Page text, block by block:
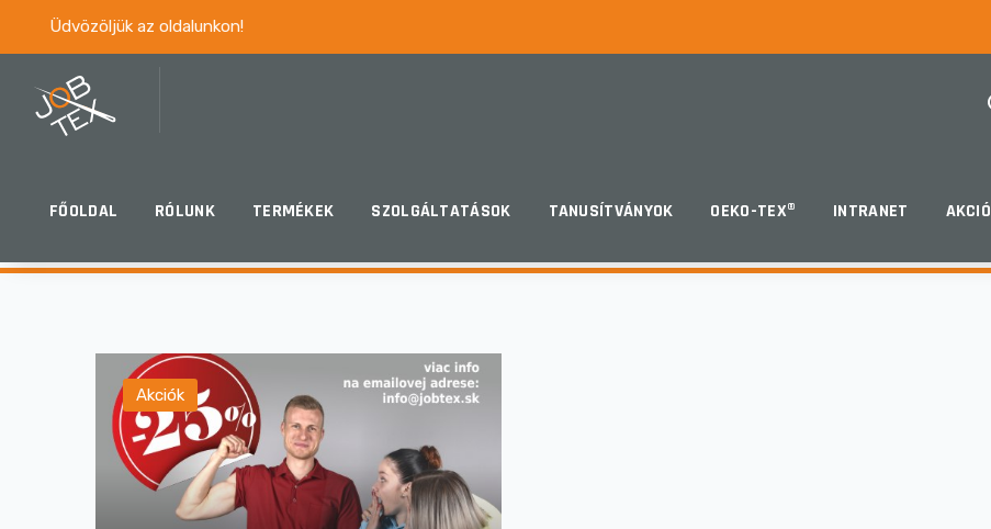
Üdvözöljük az oldalunkon!
FŐOLDAL RÓLUNK TERMÉKEK SZOLGÁLTATÁSOK TANUSÍTVÁNYOK OEKO-TEX® INTRANET AKCIÓ
VŠETKYAKCIÓK
Akciók